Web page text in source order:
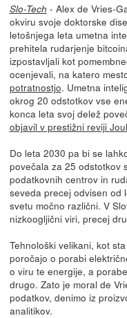
Slo-Tech - Alex de Vries-
okviru svoje doktorske
letošnjega leta umetna
prehitela rudarjenje
izpostavljali kot
ocenjevali, na katero
potratnostjo. Umetna
okrog 20 odstotkov vse
konca leta svoj delež
objavil v prestižni reviji
Do leta 2030 pa bi se
povečala za 25 odstotkov
podatkovnih centrov in
seveda precej odvisen od
svetu močno različni. V
nizkoogljični viri, precej
Tehnološki velikani, kot
poročajo o porabi
o viru te energije, a
drugo. Zato je moral de
podatkov, denimo iz
analitikov.